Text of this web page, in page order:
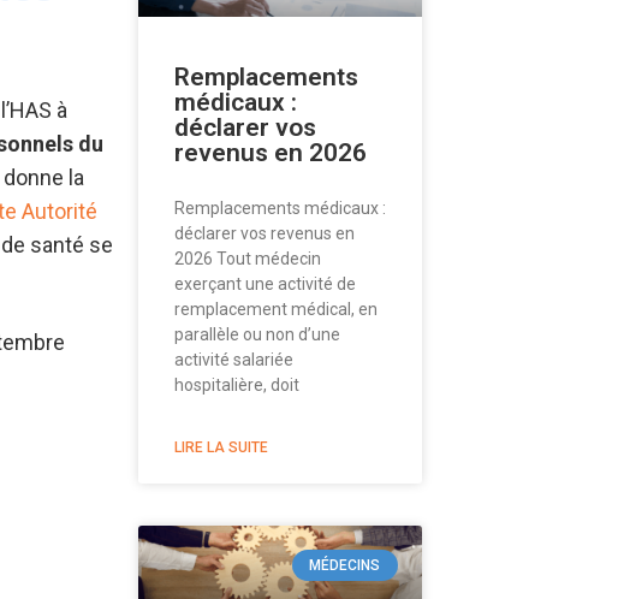
à
du
la
Autorité
santé se
Remplacements
médicaux :
déclarer vos
revenus en 2026
Remplacements médicaux :
déclarer vos revenus en
2026 Tout médecin
exerçant une activité de
remplacement médical, en
parallèle ou non d’une
activité salariée
hospitalière, doit
LIRE LA SUITE
MÉDECINS